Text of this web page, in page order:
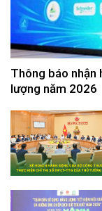
Thông báo nhận
lượng năm 2026